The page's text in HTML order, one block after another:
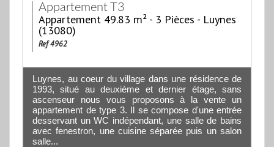
Appartement T3
Appartement 49.83 m² - 3 Pièces - Luynes
(13080)
Ref 4962
Luynes, au coeur du village dans une résidence de
1993, situé au deuxième et dernier étage, sans
ascenseur nous vous proposons à la vente un
appartement de type 3. Il se compose d'une entrée
desservant un WC indépendant, une salle de bains
avec fenestron, une cuisine séparée puis un salon
salle...